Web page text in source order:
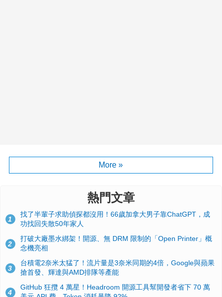
More »
熱門文章
1
找了半輩子求助偵探都沒用！66歲加拿大男子靠ChatGPT，成
功找回失散50年家人
2
打破大廠墨水綁架！開源、無 DRM 限制的「Open Printer」概
念機亮相
3
台積電2奈米太猛了！流片量是3奈米同期的4倍，Google與蘋果
搶首發、輝達與AMD排隊等產能
4
GitHub 狂攬 4 萬星！Headroom 開源工具幫開發者省下 70 萬